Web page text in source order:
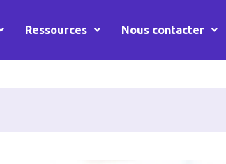
Ressources Nous contacter